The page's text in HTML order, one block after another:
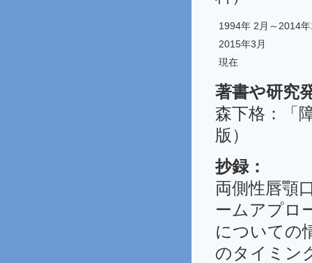
1994年 2月～2014
2015年3月
現在
著書や研究
森下格：「
版）
抄録：
両側性唇顎
ームアプロ
についての
のタイミン